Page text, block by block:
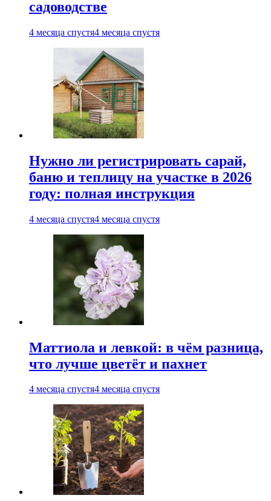
садоводстве
4 месяца спустя4 месяца спустя
Нужно ли регистрировать сарай,
баню и теплицу на участке в 2026
году: полная инструкция
4 месяца спустя4 месяца спустя
Маттиола и левкой: в чём разница,
что лучше цветёт и пахнет
4 месяца спустя4 месяца спустя